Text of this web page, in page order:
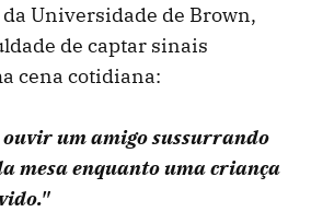
Universidade de Brown,
de captar sinais
cena cotidiana:
um amigo sussurrando
mesa enquanto uma criança